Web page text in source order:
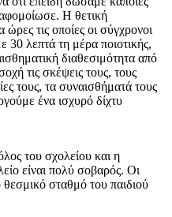
αφομοίωσε. Η θετική
ώρες τις οποίες οι σύγχρονοι
30 λεπτά τη μέρα ποιοτικής,
διαθεσιμότητα από
τις σκέψεις τους, τους
τους, τα συναισθήματά τους
ένα ισχυρό δίχτυ
του σχολείου και η
είναι πολύ σοβαρός. Οι
θεσμικό σταθμό του παιδιού